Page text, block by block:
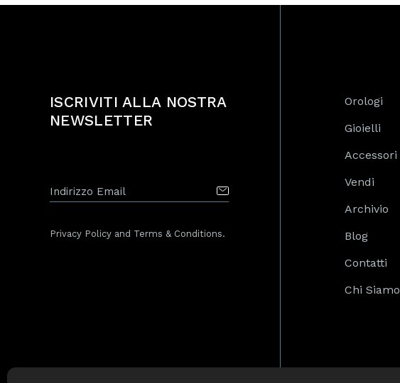
ISCRIVITI ALLA NOSTRA
NEWSLETTER
Privacy Policy and Terms & Conditions.
Orologi
Gioielli
Accessori
Vendi
Archivio
Blog
Contatti
Chi Siamo